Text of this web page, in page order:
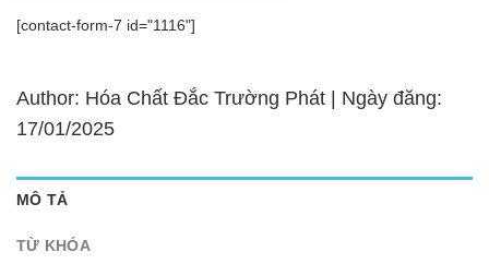
[contact-form-7 id="1116"]
Author: Hóa Chất Đắc Trường Phát | Ngày đăng:
17/01/2025
MÔ TẢ
TỪ KHÓA